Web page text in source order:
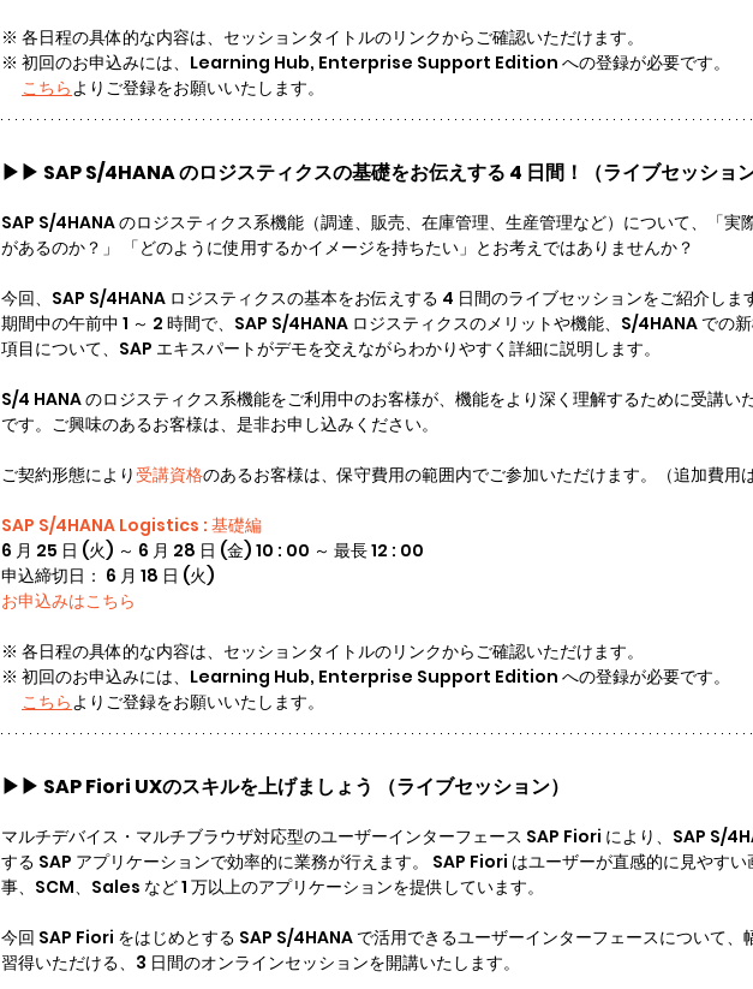
※ 各日程の具体的な内容は、セッションタイトルのリンクからご確認いただけます。
※ 初回のお申込みには、Learning Hub, Enterprise Support Edition への登録が必要です。
こちらよりご登録をお願いいたします。
▶▶ SAP S/4HANA のロジスティクスの基礎をお伝えする 4 日間！（ライブセッション
SAP S/4HANA のロジスティクス系機能（調達、販売、在庫管理、生産管理など）について、「実
があるのか？」 「どのように使用するかイメージを持ちたい」とお考えではありませんか？
今回、SAP S/4HANA ロジスティクスの基本をお伝えする 4 日間のライブセッションをご紹介しま
期間中の午前中 1 ～ 2 時間で、SAP S/4HANA ロジスティクスのメリットや機能、S/4HANA での
項目について、SAP エキスパートがデモを交えながらわかりやすく詳細に説明します。
S/4 HANA のロジスティクス系機能をご利用中のお客様が、機能をより深く理解するために受講い
です。ご興味のあるお客様は、是非お申し込みください。
ご契約形態により受講資格のあるお客様は、保守費用の範囲内でご参加いただけます。（追加費用
SAP S/4HANA Logistics : 基礎編
6 月 25 日 (火) ～ 6 月 28 日 (金) 10 : 00 ～ 最長 12 : 00
申込締切日： 6 月 18 日 (火)
お申込みはこちら
※ 各日程の具体的な内容は、セッションタイトルのリンクからご確認いただけます。
※ 初回のお申込みには、Learning Hub, Enterprise Support Edition への登録が必要です。
こちらよりご登録をお願いいたします。
▶▶ SAP Fiori UXのスキルを上げましょう （ライブセッション）
マルチデバイス・マルチブラウザ対応型のユーザーインターフェース SAP Fiori により、SAP S/
する SAP アプリケーションで効率的に業務が行えます。 SAP Fiori はユーザーが直感的に見やすい
事、SCM、Sales など 1 万以上のアプリケーションを提供しています。
今回 SAP Fiori をはじめとする SAP S/4HANA で活用できるユーザーインターフェースについて、
習得いただける、3 日間のオンラインセッションを開講いたします。